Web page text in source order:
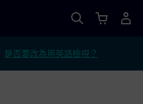
是否要改為用英語檢視？